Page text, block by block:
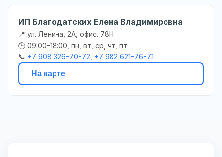
ИП Благодатских Елена Владимировна
📍 ул. Ленина, 2А, офис. 78Н
🕒 09:00-18:00, пн, вт, ср, чт, пт
📞 +7 908 326-70-72, +7 982 621-76-71
На карте